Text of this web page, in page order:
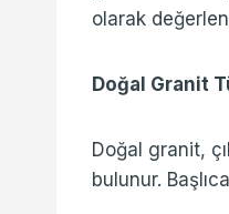
olarak
Doğal Granit
Doğal granit,
bulunur.